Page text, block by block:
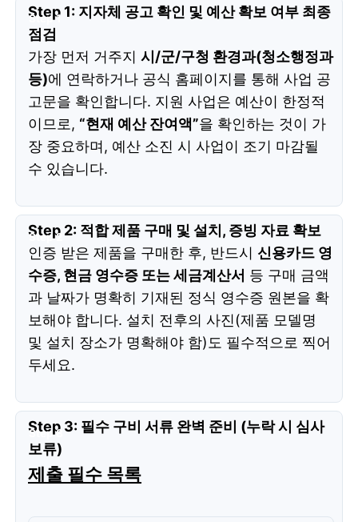
Step 1: 지자체 공고 확인 및 예산 확보 여부 최종
점검
가장 먼저 거주지 시/군/구청 환경과(청소행정과
등)에 연락하거나 공식 홈페이지를 통해 사업 공
고문을 확인합니다. 지원 사업은 예산이 한정적
이므로, “현재 예산 잔여액”을 확인하는 것이 가
장 중요하며, 예산 소진 시 사업이 조기 마감될
수 있습니다.
Step 2: 적합 제품 구매 및 설치, 증빙 자료 확보
인증 받은 제품을 구매한 후, 반드시 신용카드 영
수증, 현금 영수증 또는 세금계산서 등 구매 금액
과 날짜가 명확히 기재된 정식 영수증 원본을 확
보해야 합니다. 설치 전후의 사진(제품 모델명
및 설치 장소가 명확해야 함)도 필수적으로 찍어
두세요.
Step 3: 필수 구비 서류 완벽 준비 (누락 시 심사
보류)
제출 필수 목록